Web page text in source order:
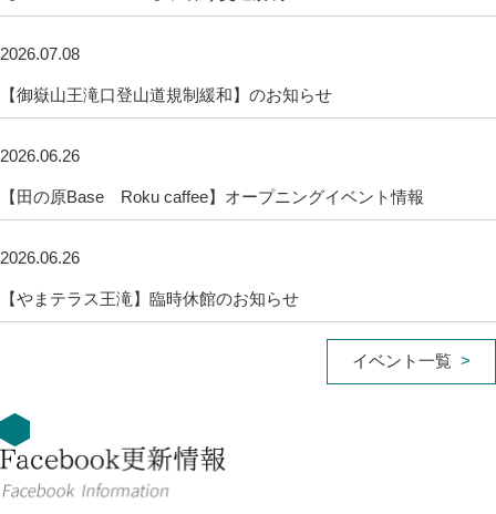
2026.07.08
【御嶽山王滝口登山道規制緩和】のお知らせ
2026.06.26
【田の原Base Roku caffee】オープニングイベント情報
2026.06.26
【やまテラス王滝】臨時休館のお知らせ
イベント一覧